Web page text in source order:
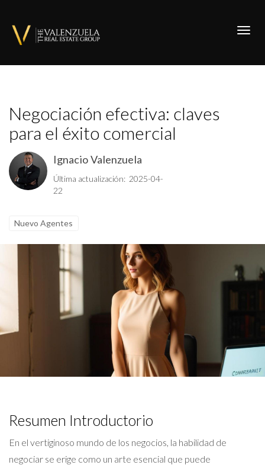
Negociación efectiva: claves
para el éxito comercial
Ignacio Valenzuela
Última actualización: 2025-04-
22
Nuevo Agentes
Resumen Introductorio
En el vertiginoso mundo de los negocios, la habilidad de
negociar se erige como un arte esencial que puede